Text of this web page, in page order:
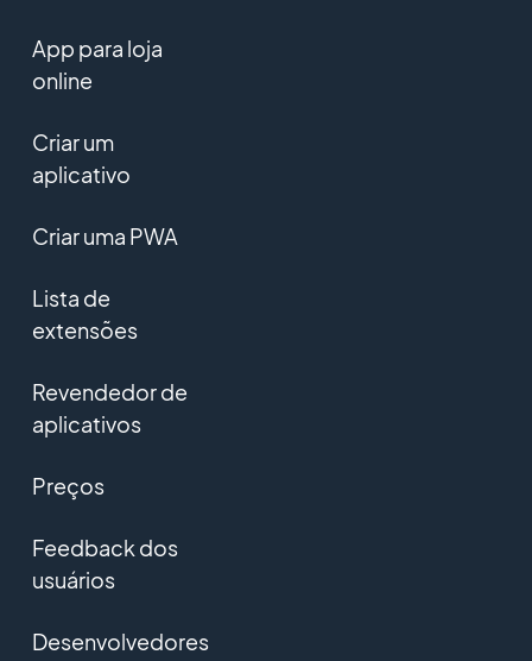
App para loja
online
Criar um
aplicativo
Criar uma PWA
Lista de
extensões
Revendedor de
aplicativos
Preços
Feedback dos
usuários
Desenvolvedores